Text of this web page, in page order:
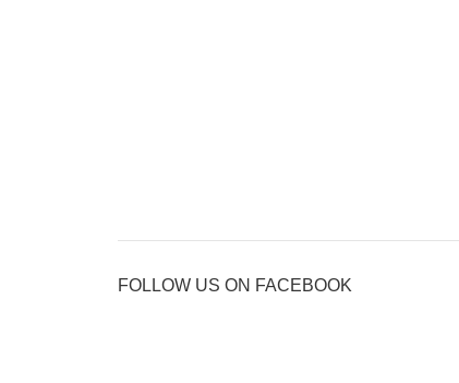
FOLLOW US ON FACEBOOK